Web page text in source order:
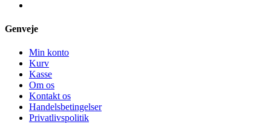
Genveje
Min konto
Kurv
Kasse
Om os
Kontakt os
Handelsbetingelser
Privatlivspolitik